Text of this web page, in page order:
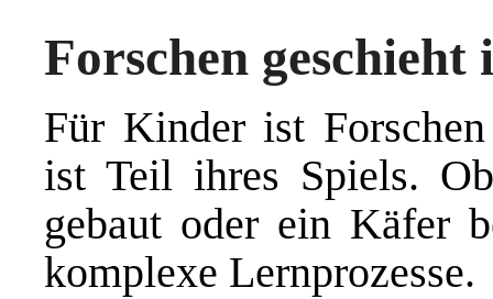
Forschen geschieht
Für Kinder ist
ist Teil ihres Spiels.
gebaut oder ein Käfer
komplexe Lernprozesse.